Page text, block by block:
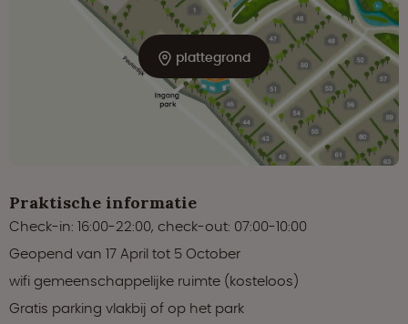
plattegrond
Praktische informatie
Check-in: 16:00-22:00, check-out: 07:00-10:00
Geopend van 17 April tot 5 October
wifi gemeenschappelijke ruimte (kosteloos)
Gratis parking vlakbij of op het park